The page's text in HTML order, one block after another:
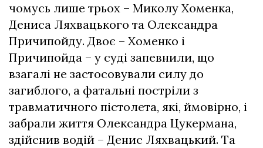
чомусь лише трьох – Миколу Хоменка,
Дениса Ляхвацького та Олександра
Причипойду. Двоє – Хоменко і
Причипойда – у суді запевнили, що
взагалі не застосовували силу до
загиблого, а фатальні постріли з
травматичного пістолета, які, ймовірно, і
забрали життя Олександра Цукермана,
здійснив водій – Денис Ляхвацький. Та